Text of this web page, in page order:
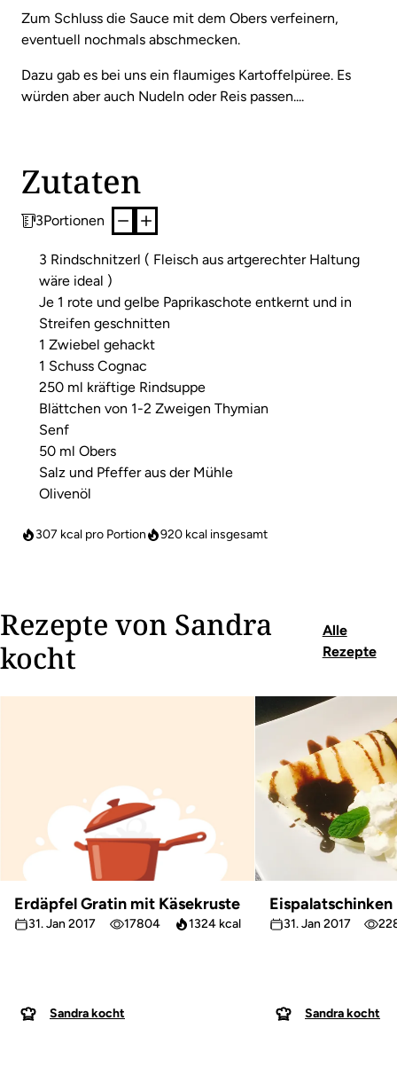
Zum Schluss die Sauce mit dem Obers verfeinern,
eventuell nochmals abschmecken.
Dazu gab es bei uns ein flaumiges Kartoffelpüree. Es
würden aber auch Nudeln oder Reis passen....
Zutaten
3Portionen
3 Rindschnitzerl ( Fleisch aus artgerechter Haltung
wäre ideal )
Je 1 rote und gelbe Paprikaschote entkernt und in
Streifen geschnitten
1 Zwiebel gehackt
1 Schuss Cognac
250 ml kräftige Rindsuppe
Blättchen von 1-2 Zweigen Thymian
Senf
50 ml Obers
Salz und Pfeffer aus der Mühle
Olivenöl
307 kcal pro Portion 920 kcal insgesamt
Rezepte von Sandra
kocht
Alle
Rezepte
Erdäpfel Gratin mit Käsekruste
31. Jan 2017 17804 1324 kcal
Sandra kocht
Eispalatschinken
31. Jan 2017
Sandra kocht